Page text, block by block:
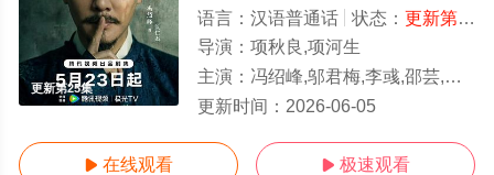
更新第25集
语言： 汉语普通话 状态： 更新第25集
导演： 项秋良,项河生
主演： 冯绍峰,邬君梅,李彧,邵芸,徐海乔,单敬尧
更新时间： 2026-06-05
 在线观看  极速观看